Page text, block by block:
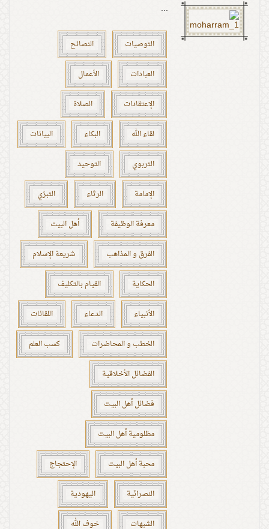
...
التوصيات النصائح
العبادات الأعمال
الإعتقادات الصلاة
لقاء الله البكاء البيانات
التربوي التوحيد
الإمامة الرثاء التبرّي
معرفة الوظيفة أهل البيت
الفرق و المذاهب شريعة الإسلام
الحكاية القيام بالتكليف
الأنبياء الدعاء اللقائات
الخطب و المحاضرات كسب العلم
الفضائل الأخلاقية
فضائل أهل البيت
مظلومية أهل البيت
محبة أهل البيت الإحتجاج
النصرانّية اليهودية
الشبهات خوف الله